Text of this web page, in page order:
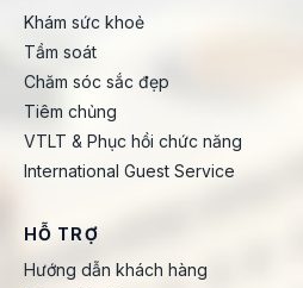
Khám sức khoẻ
Tầm soát
Chăm sóc sắc đẹp
Tiêm chủng
VTLT & Phục hồi chức năng
International Guest Service
HỖ TRỢ
Hướng dẫn khách hàng